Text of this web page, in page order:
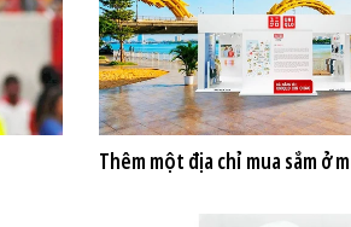
Thêm một địa chỉ mua sắm ở